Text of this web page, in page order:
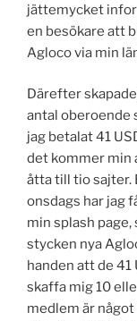
jättemycket
en besökare att
Agloco via min
Därefter
antal oberoende
jag betalat 41
det kommer min
åtta till tio sajter.
onsdags har jag
min splash
stycken nya
handen att de
skaffa mig 10
medlem är något